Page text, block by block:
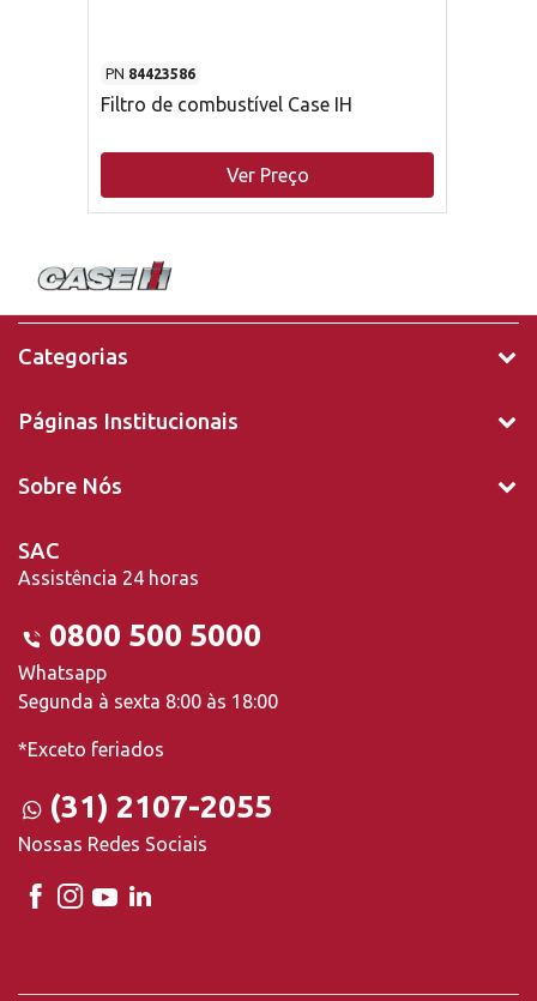
PN 84423586
Filtro de combustível Case IH
Ver Preço
Categorias
Páginas Institucionais
Sobre Nós
SAC
Assistência 24 horas
0800 500 5000
Whatsapp
Segunda à sexta 8:00 às 18:00
*Exceto feriados
(31) 2107-2055
Nossas Redes Sociais